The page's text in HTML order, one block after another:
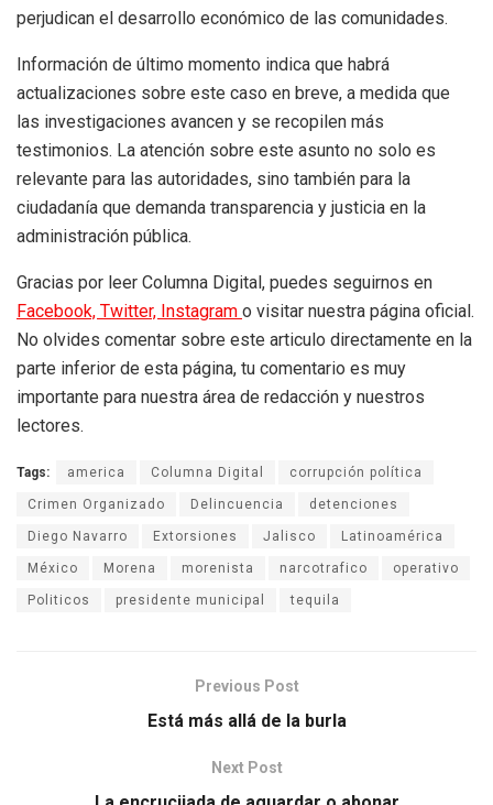
perjudican el desarrollo económico de las comunidades.
Información de último momento indica que habrá
actualizaciones sobre este caso en breve, a medida que
las investigaciones avancen y se recopilen más
testimonios. La atención sobre este asunto no solo es
relevante para las autoridades, sino también para la
ciudadanía que demanda transparencia y justicia en la
administración pública.
Gracias por leer Columna Digital, puedes seguirnos en
Facebook, Twitter, Instagram o visitar nuestra página oficial.
No olvides comentar sobre este articulo directamente en la
parte inferior de esta página, tu comentario es muy
importante para nuestra área de redacción y nuestros
lectores.
Tags: america Columna Digital corrupción política
Crimen Organizado Delincuencia detenciones
Diego Navarro Extorsiones Jalisco Latinoamérica
México Morena morenista narcotrafico operativo
Politicos presidente municipal tequila
Previous Post
Está más allá de la burla
Next Post